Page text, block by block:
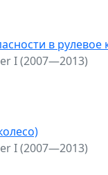
в рулевое
I (2007—2013)
I (2007—2013)